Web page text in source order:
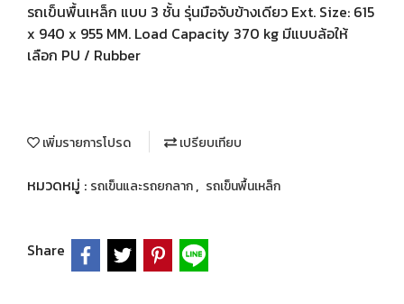
รถเข็นพื้นเหล็ก แบบ 3 ชั้น รุ่นมือจับข้างเดียว Ext. Size: 615
x 940 x 955 MM. Load Capacity 370 kg มีแบบล้อให้
เลือก PU / Rubber
เพิ่มรายการโปรด เปรียบเทียบ
หมวดหมู่ : รถเข็นและรถยกลาก, รถเข็นพื้นเหล็ก
Share